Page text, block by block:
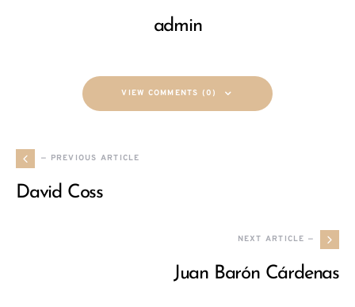
admin
VIEW COMMENTS (0)
— PREVIOUS ARTICLE
David Coss
NEXT ARTICLE —
Juan Barón Cárdenas